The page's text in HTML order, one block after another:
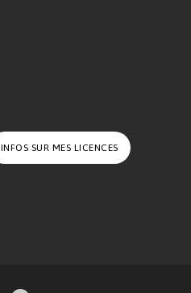
INFOS SUR MES LICENCES